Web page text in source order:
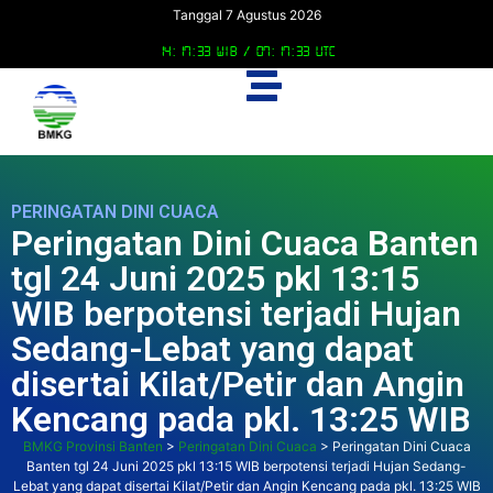
Tanggal 7 Agustus 2026
14:17:33 WIB / 07:17:33 UTC
PERINGATAN DINI CUACA
Peringatan Dini Cuaca Banten
tgl 24 Juni 2025 pkl 13:15
WIB berpotensi terjadi Hujan
Sedang-Lebat yang dapat
disertai Kilat/Petir dan Angin
Kencang pada pkl. 13:25 WIB
BMKG Provinsi Banten > Peringatan Dini Cuaca > Peringatan Dini Cuaca
Banten tgl 24 Juni 2025 pkl 13:15 WIB berpotensi terjadi Hujan Sedang-
Lebat yang dapat disertai Kilat/Petir dan Angin Kencang pada pkl. 13:25 WIB